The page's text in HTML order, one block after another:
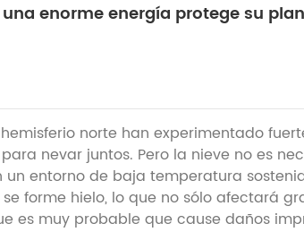
enorme energía protege su
norte han experimentado
nevar juntos. Pero la nieve no es
un entorno de baja temperatura
forme hielo, lo que no sólo afectará
es muy probable que cause daños